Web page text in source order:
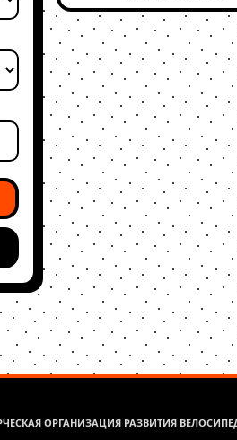
ОРГАНИЗАЦИЯ РАЗВИТИЯ